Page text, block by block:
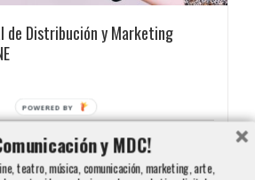
de Distribución y Marketing
y MDC!
teatro, música, comunicación, marketing, arte,
POWERED BY